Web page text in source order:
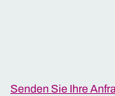
Senden Sie Ihre